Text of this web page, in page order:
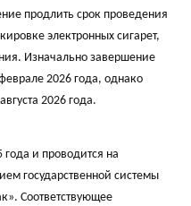
продлить срок проведения
электронных сигарет,
Изначально завершение
2026 года, однако
2026 года.
и проводится на
государственной системы
Соответствующее